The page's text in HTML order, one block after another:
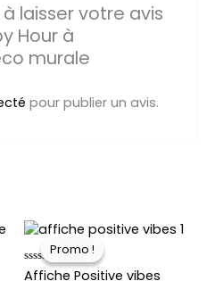
laisser votre avis
Hour à
murale
pour publier un avis.
Promo !
Promo !
Note
Affiche Positive vibes
Le
initial
était :
Le
actuel
est :